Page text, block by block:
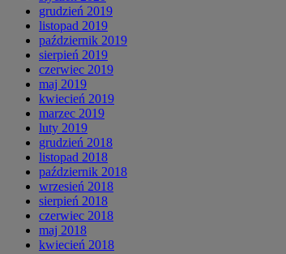
grudzień 2019
listopad 2019
październik 2019
sierpień 2019
czerwiec 2019
maj 2019
kwiecień 2019
marzec 2019
luty 2019
grudzień 2018
listopad 2018
październik 2018
wrzesień 2018
sierpień 2018
czerwiec 2018
maj 2018
kwiecień 2018